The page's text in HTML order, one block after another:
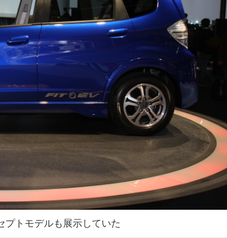
プトモデルも展示していた